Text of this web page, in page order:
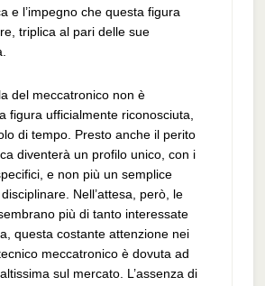
e l’impegno che questa figura
triplica al pari delle sue
del meccatronico non è
figura ufficialmente riconosciuta,
di tempo. Presto anche il perito
diventerà un profilo unico, con i
e non più un semplice
Nell’attesa, però, le
più di tanto interessate
questa costante attenzione nei
meccatronico è dovuta ad
sul mercato. L’assenza di